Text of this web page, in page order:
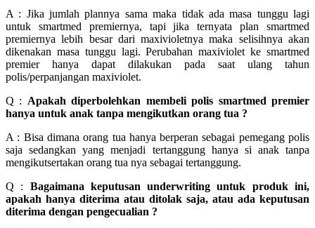
A : Jika jumlah plannya sama maka tidak ada masa tunggu lagi
untuk smartmed premiernya, tapi jika ternyata plan smartmed
premiernya lebih besar dari maxivioletnya maka selisihnya akan
dikenakan masa tunggu lagi. Perubahan maxiviolet ke smartmed
premier hanya dapat dilakukan pada saat ulang tahun
polis/perpanjangan maxiviolet.
Q : Apakah diperbolehkan membeli polis smartmed premier
hanya untuk anak tanpa mengikutkan orang tua ?
A : Bisa dimana orang tua hanya berperan sebagai pemegang polis
saja sedangkan yang menjadi tertanggung hanya si anak tanpa
mengikutsertakan orang tua nya sebagai tertanggung.
Q : Bagaimana keputusan underwriting untuk produk ini,
apakah hanya diterima atau ditolak saja, atau ada keputusan
diterima dengan pengecualian ?